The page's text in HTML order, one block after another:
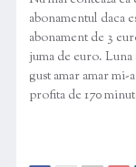
abonamentul daca
abonament de 3
juma de euro. Luna
gust amar amar mi-
profita de 170